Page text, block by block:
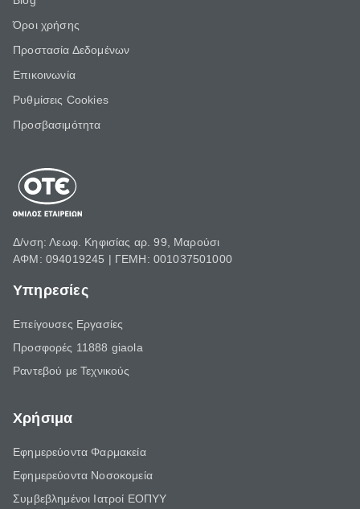
Όροι χρήσης
Προστασία Δεδομένων
Επικοινωνία
Ρυθμίσεις Cookies
Προσβασιμότητα
Δ/νση: Λεωφ. Κηφισίας αρ. 99, Μαρούσι
ΑΦΜ: 094019245 | ΓΕΜΗ: 001037501000
Υπηρεσίες
Επείγουσες Εργασίες
Προσφορές 11888 giaola
Ραντεβού με Τεχνικούς
Χρήσιμα
Εφημερεύοντα Φαρμακεία
Εφημερεύοντα Νοσοκομεία
Συμβεβλημένοι Ιατροί ΕΟΠΥΥ